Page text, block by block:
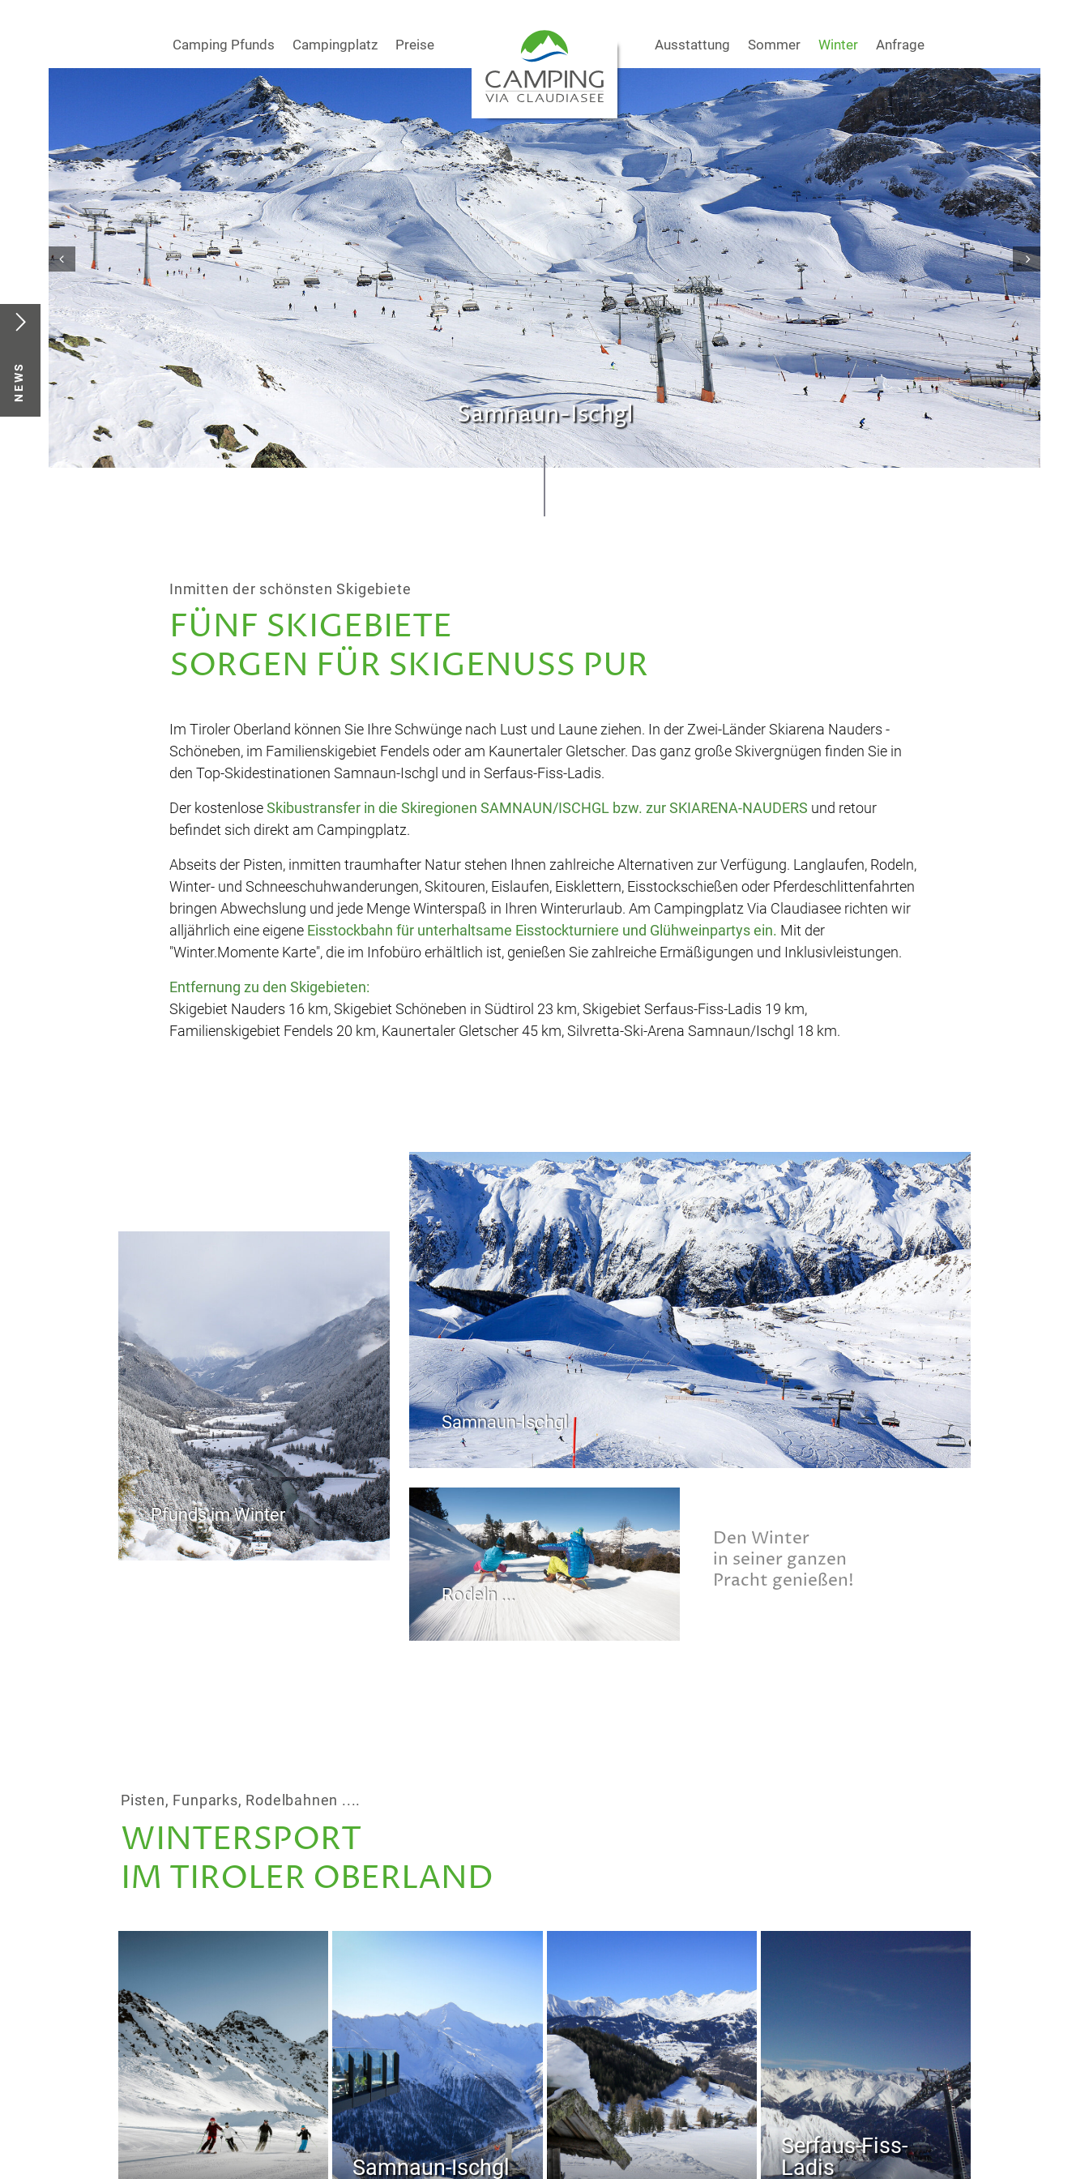
Camping Pfunds Campingplatz Preise Ausstattung Sommer Winter Anfrage
Samnaun-Ischgl
Prev Next
NEWS
FÜNF SKIGEBIETE
SORGEN FÜR SKIGENUSS PUR
Inmitten der schönsten Skigebiete
Im Tiroler Oberland können Sie Ihre Schwünge nach Lust und Laune ziehen. In der Zwei-Länder Skiarena Nauders -
Schöneben, im Familienskigebiet Fendels oder am Kaunertaler Gletscher. Das ganz große Skivergnügen finden Sie in
den Top-Skidestinationen Samnaun-Ischgl und in Serfaus-Fiss-Ladis.
Der kostenloseSkibustransfer in die Skiregionen SAMNAUN/ISCHGL bzw. zur SKIARENA-NAUDERS und retour
befindet sich direkt am Campingplatz.
Abseits der Pisten, inmitten traumhafter Natur stehen Ihnen zahlreiche Alternativen zur Verfügung. Langlaufen, Rodeln,
Winter- und Schneeschuhwanderungen, Skitouren, Eislaufen, Eisklettern, Eisstockschießen oder Pferdeschlittenfahrten
bringen Abwechslung und jede Menge Winterspaß in Ihren Winterurlaub. Am Campingplatz Via Claudiasee richten wir
alljährlich eine eigene Eisstockbahn für unterhaltsame Eisstockturniere und Glühweinpartys ein. Mit der
"Winter.Momente Karte", die im Infobüro erhältlich ist, genießen Sie zahlreiche Ermäßigungen und Inklusivleistungen.
Entfernung zu den Skigebieten:
Skigebiet Nauders 16 km, Skigebiet Schöneben in Südtirol 23 km, Skigebiet Serfaus-Fiss-Ladis 19 km,
Familienskigebiet Fendels 20 km, Kaunertaler Gletscher 45 km, Silvretta-Ski-Arena Samnaun/Ischgl 18 km.
Samnaun-Ischgl
Rodeln ...
Pfunds im Winter
Den Winter
in seiner ganzen
Pracht genießen!
WINTERSPORT
IM TIROLER OBERLAND
Pisten, Funparks, Rodelbahnen ....
Samnaun-Ischgl
Serfaus-Fiss-
Ladis